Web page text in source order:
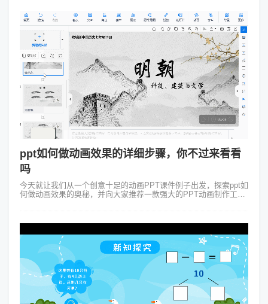
ppt如何做动画效果的详细步骤，你不过来看看
吗
今天就让我们从一个创意十足的动画PPT课件例子出发，探索ppt如
何做动画效果的奥秘，并向大家推荐一款强大的PPT动画制作工具